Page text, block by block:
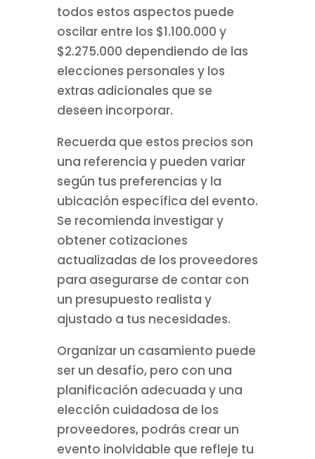
todos estos aspectos puede
oscilar entre los $1.100.000 y
$2.275.000 dependiendo de las
elecciones personales y los
extras adicionales que se
deseen incorporar.
Recuerda que estos precios son
una referencia y pueden variar
según tus preferencias y la
ubicación específica del evento.
Se recomienda investigar y
obtener cotizaciones
actualizadas de los proveedores
para asegurarse de contar con
un presupuesto realista y
ajustado a tus necesidades.
Organizar un casamiento puede
ser un desafío, pero con una
planificación adecuada y una
elección cuidadosa de los
proveedores, podrás crear un
evento inolvidable que refleje tu